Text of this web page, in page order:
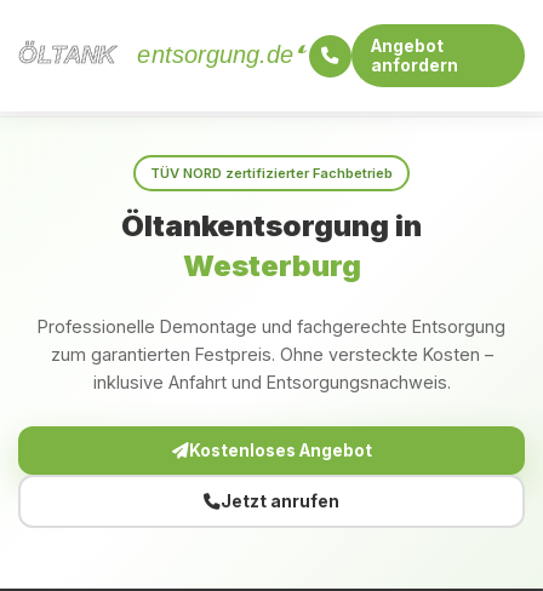
ÖLTANK
ÖLTANK entsorgung.de
Angebot
anfordern
TÜV NORD zertifizierter Fachbetrieb
Öltankentsorgung in
Westerburg
Professionelle Demontage und fachgerechte Entsorgung
zum garantierten Festpreis. Ohne versteckte Kosten –
inklusive Anfahrt und Entsorgungsnachweis.
Kostenloses Angebot
Jetzt anrufen